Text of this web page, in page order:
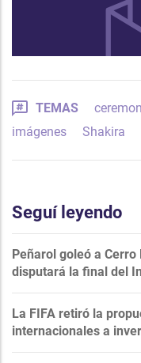
TEMAS
imágenes
Shakira
Seguí leyendo
Peñarol goleó a
disputará la final del
La FIFA retiró la
internacionales a